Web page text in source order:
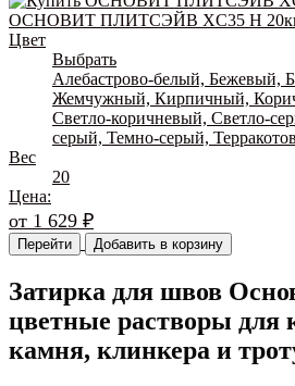
ОСНОВИТ ПЛИТСЭЙВ XC35 Н 20кг
Цвет
Выбрать
Алебастрово-белый, Бежевый,
Жемчужный, Кирпичный,
Светло-коричневый, Светло-
серый, Темно-серый,
Вес
20
Цена:
от 1 629 ₽
Перейти Добавить в корзину
Затирка для швов
цветные растворы для
камня, клинкера и